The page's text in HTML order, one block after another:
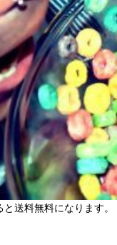
送料無料になります。